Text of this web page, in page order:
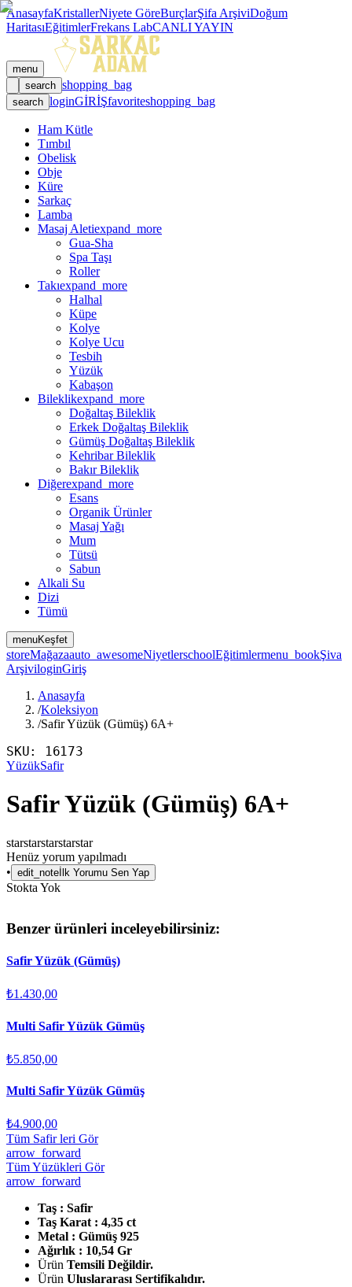
AnasayfaKristallerNiyete GöreBurçlarŞifa ArşiviDoğum
HaritasıEğitimlerFrekans LabCANLI YAYIN
menu
search shopping_bag
search loginGİRİŞfavoriteshopping_bag
Ham Kütle
Tımbıl
Obelisk
Obje
Küre
Sarkaç
Lamba
Masaj Aletiexpand_more
Gua-Sha
Spa Taşı
Roller
Takıexpand_more
Halhal
Küpe
Kolye
Kolye Ucu
Tesbih
Yüzük
Kabaşon
Bileklikexpand_more
Doğaltaş Bileklik
Erkek Doğaltaş Bileklik
Gümüş Doğaltaş Bileklik
Kehribar Bileklik
Bakır Bileklik
Diğerexpand_more
Esans
Organik Ürünler
Masaj Yağı
Mum
Tütsü
Sabun
Alkali Su
Dizi
Tümü
menuKeşfet
storeMağazaauto_awesomeNiyetlerschoolEğitimlermenu_bookŞiva
ArşiviloginGiriş
Anasayfa
/Koleksiyon
/Safir Yüzük (Gümüş) 6A+
SKU: 16173
YüzükSafir
Safir Yüzük (Gümüş) 6A+
starstarstarstarstar
Henüz yorum yapılmadı
• edit_note İlk Yorumu Sen Yap
Stokta Yok
Benzer ürünleri inceleyebilirsiniz:
Safir Yüzük (Gümüş)
₺1.430,00
Multi Safir Yüzük Gümüş
₺5.850,00
Multi Safir Yüzük Gümüş
₺4.900,00
Tüm Safir leri Gör
arrow_forward
Tüm Yüzükleri Gör
arrow_forward
Taş : Safir
Taş Karat : 4,35 ct
Metal : Gümüş 925
Ağırlık : 10,54 Gr
Ürün Temsili Değildir.
Ürün Uluslararası Sertifikalıdır.